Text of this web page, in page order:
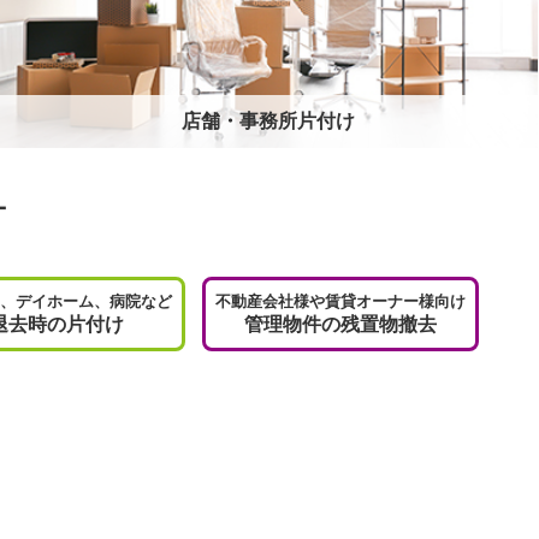
店舗・事務所片付け
デイホーム、病院など
去時の片付け
不動産会社様や賃貸オーナー様向け
管理物件の残置物撤去